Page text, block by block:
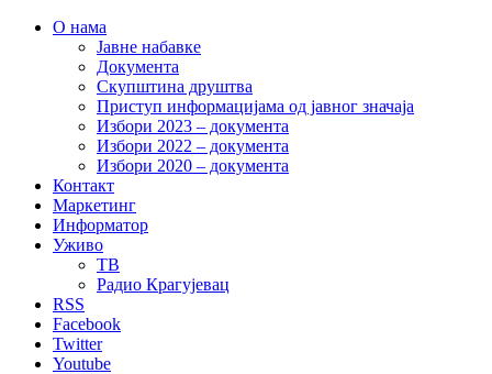
О нама
Јавне набавке
Документа
Скупштина друштва
Приступ информацијама од јавног значаја
Избори 2023 – документа
Избори 2022 – документа
Избори 2020 – документа
Контакт
Маркетинг
Информатор
Уживо
ТВ
Радио Крагујевац
RSS
Facebook
Twitter
Youtube